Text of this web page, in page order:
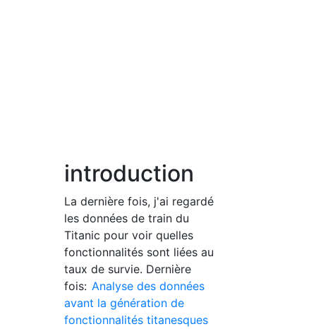
introduction
La dernière fois, j'ai regardé
les données de train du
Titanic pour voir quelles
fonctionnalités sont liées au
taux de survie. Dernière
fois: Analyse des données
avant la génération de
fonctionnalités titanesques